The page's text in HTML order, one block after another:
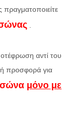
αντί του
προσφορά για
μόνο με